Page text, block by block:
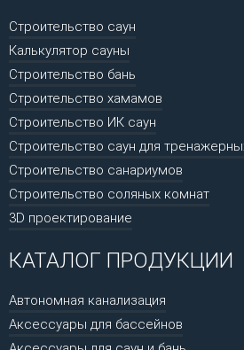
Строительство саун
Калькулятор сауны
Строительство бань
Строительство хамамов
Строительство ИК саун
Строительство саун для
Строительство санариумов
Строительство соляных комнат
3D проектирование
КАТАЛОГ ПРОДУКЦИИ
Автономная канализация
Аксессуары для бассейнов